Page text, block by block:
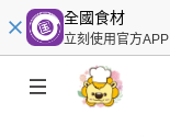
全國食材
立刻使用官方APP